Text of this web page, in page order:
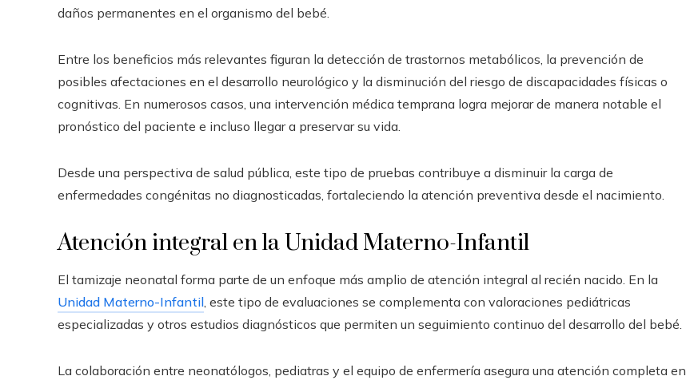
daños permanentes en el organismo del bebé.
Entre los beneficios más relevantes figuran la detección de trastornos metabólicos, la prevención de
posibles afectaciones en el desarrollo neurológico y la disminución del riesgo de discapacidades físicas o
cognitivas. En numerosos casos, una intervención médica temprana logra mejorar de manera notable el
pronóstico del paciente e incluso llegar a preservar su vida.
Desde una perspectiva de salud pública, este tipo de pruebas contribuye a disminuir la carga de
enfermedades congénitas no diagnosticadas, fortaleciendo la atención preventiva desde el nacimiento.
Atención integral en la Unidad Materno-Infantil
El tamizaje neonatal forma parte de un enfoque más amplio de atención integral al recién nacido. En la
Unidad Materno-Infantil, este tipo de evaluaciones se complementa con valoraciones pediátricas
especializadas y otros estudios diagnósticos que permiten un seguimiento continuo del desarrollo del bebé.
La colaboración entre neonatólogos, pediatras y el equipo de enfermería asegura una atención completa en